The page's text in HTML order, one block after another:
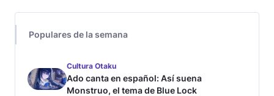
Populares de la semana
Cultura Otaku
Ado canta en español: Así suena
Monstruo, el tema de Blue Lock